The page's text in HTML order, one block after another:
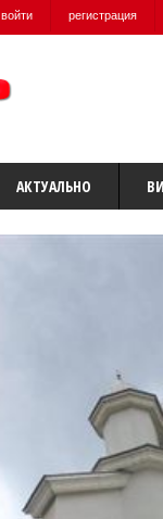
войти регистрация
АКТУАЛЬНО